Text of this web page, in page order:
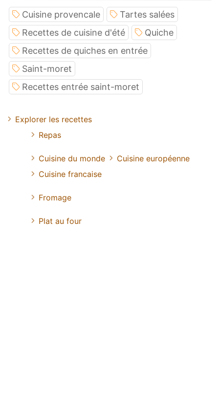
Cuisine provencale
Tartes salées
Recettes de cuisine d'été
Quiche
Recettes de quiches en entrée
Saint-moret
Recettes entrée saint-moret
Explorer les recettes
Repas
Cuisine du monde
Cuisine européenne
Cuisine francaise
Fromage
Plat au four